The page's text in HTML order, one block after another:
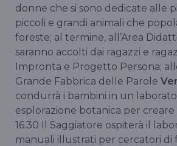
donne che si sono dedicate alle
piccoli e grandi animali che
foreste; al termine, all’Area
saranno accolti dai ragazzi e
Impronta e Progetto Persona;
Grande Fabbrica delle Parole
condurrà i bambini in un
esplorazione botanica per
16.30 Il Saggiatore ospiterà il
manuali illustrati per cercatori di